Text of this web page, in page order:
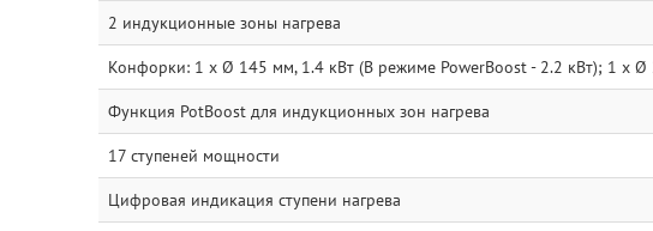
2 индукционные зоны нагрева
Конфорки: 1 x Ø 145 мм, 1.4 кВт (В режиме PowerBoost - 2.2 кВт); 1 x Ø
Функция PotBoost для индукционных зон нагрева
17 ступеней мощности
Цифровая индикация ступени нагрева